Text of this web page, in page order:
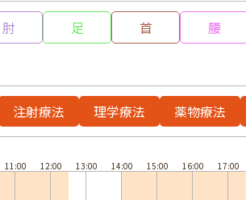
肘 足 首 腰
注射療法 理学療法 薬物療法